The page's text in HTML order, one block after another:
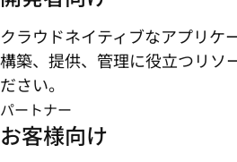
クラウドネイティブなアプリケ
構築、提供、管理に役立つリソ
ださい。
パートナー
お客様向け